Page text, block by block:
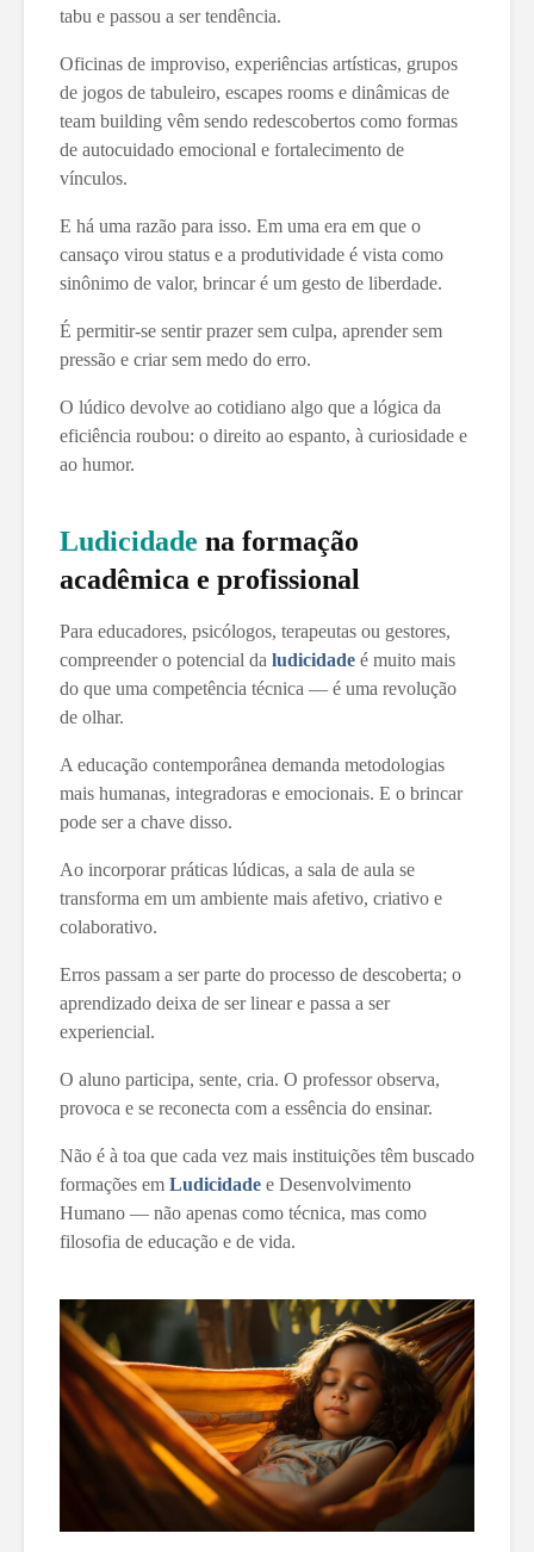
tabu e passou a ser tendência.
Oficinas de improviso, experiências artísticas, grupos
de jogos de tabuleiro, escapes rooms e dinâmicas de
team building vêm sendo redescobertos como formas
de autocuidado emocional e fortalecimento de
vínculos.
E há uma razão para isso. Em uma era em que o
cansaço virou status e a produtividade é vista como
sinônimo de valor, brincar é um gesto de liberdade.
É permitir-se sentir prazer sem culpa, aprender sem
pressão e criar sem medo do erro.
O lúdico devolve ao cotidiano algo que a lógica da
eficiência roubou: o direito ao espanto, à curiosidade e
ao humor.
Ludicidade na formação
acadêmica e profissional
Para educadores, psicólogos, terapeutas ou gestores,
compreender o potencial da ludicidade é muito mais
do que uma competência técnica — é uma revolução
de olhar.
A educação contemporânea demanda metodologias
mais humanas, integradoras e emocionais. E o brincar
pode ser a chave disso.
Ao incorporar práticas lúdicas, a sala de aula se
transforma em um ambiente mais afetivo, criativo e
colaborativo.
Erros passam a ser parte do processo de descoberta; o
aprendizado deixa de ser linear e passa a ser
experiencial.
O aluno participa, sente, cria. O professor observa,
provoca e se reconecta com a essência do ensinar.
Não é à toa que cada vez mais instituições têm buscado
formações em Ludicidade e Desenvolvimento
Humano — não apenas como técnica, mas como
filosofia de educação e de vida.